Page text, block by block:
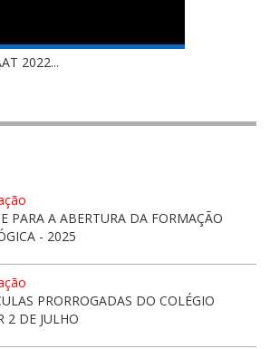
2022...
PARA A ABERTURA DA FORMAÇÃO
- 2025
PRORROGADAS DO COLÉGIO
2 DE JULHO